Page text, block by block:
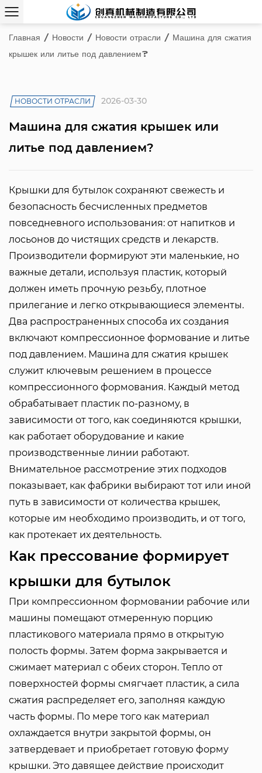
Главная / Новости / Новости отрасли / Машина для сжатия
крышек или литье под давлением?
НОВОСТИ ОТРАСЛИ 2026-03-30
Машина для сжатия крышек или
литье под давлением?
Крышки для бутылок сохраняют свежесть и
безопасность бесчисленных предметов
повседневного использования: от напитков и
лосьонов до чистящих средств и лекарств.
Производители формируют эти маленькие, но
важные детали, используя пластик, который
должен иметь прочную резьбу, плотное
прилегание и легко открывающиеся элементы.
Два распространенных способа их создания
включают компрессионное формование и литье
под давлением. Машина для сжатия крышек
служит ключевым решением в процессе
компрессионного формования. Каждый метод
обрабатывает пластик по-разному, в
зависимости от того, как соединяются крышки,
как работает оборудование и какие
производственные линии работают.
Внимательное рассмотрение этих подходов
показывает, как фабрики выбирают тот или иной
путь в зависимости от количества крышек,
которые им необходимо производить, и от того,
как протекает их деятельность.
Как прессование формирует
крышки для бутылок
При компрессионном формовании рабочие или
машины помещают отмеренную порцию
пластикового материала прямо в открытую
полость формы. Затем форма закрывается и
сжимает материал с обеих сторон. Тепло от
поверхностей формы смягчает пластик, а сила
сжатия распределяет его, заполняя каждую
часть формы. По мере того как материал
охлаждается внутри закрытой формы, он
затвердевает и приобретает готовую форму
крышки. Это давящее действие происходит